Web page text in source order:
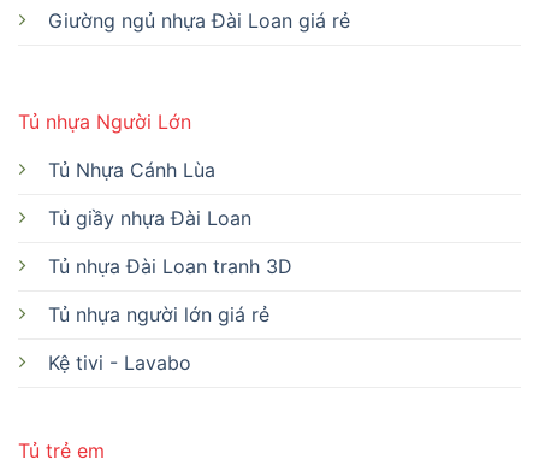
Tủ nhựa Người Lớn
Tủ Nhựa Cánh Lùa
Tủ giầy nhựa Đài Loan
Tủ nhựa Đài Loan tranh 3D
Tủ nhựa người lớn giá rẻ
Kệ tivi - Lavabo
Tủ trẻ em
Giường ngủ nhựa Đài Loan giá rẻ